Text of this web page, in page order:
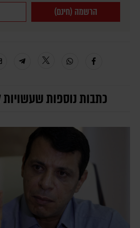
הרשמה (חינם)
כתבות נוספות שעשויות